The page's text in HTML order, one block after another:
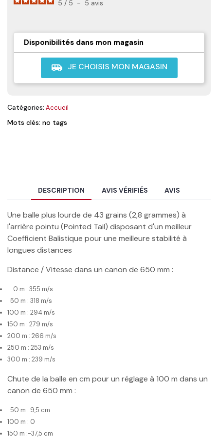
5 / 5 - 5 avis
Disponibilités dans mon magasin
airport_shuttle JE CHOISIS MON MAGASIN
Catégories: Accueil
Mots clés: no tags
DESCRIPTION AVIS VÉRIFIÉS AVIS
Une balle plus lourde de 43 grains (2,8 grammes) à
l'arrière pointu (Pointed Tail) disposant d'un meilleur
Coefficient Balistique pour une meilleure stabilité à
longues distances
Distance / Vitesse dans un canon de 650 mm :
0 m : 355 m/s
50 m : 318 m/s
100 m : 294 m/s
150 m : 279 m/s
200 m : 266 m/s
250 m : 253 m/s
300 m : 239 m/s
Chute de la balle en cm pour un réglage à 100 m dans un
canon de 650 mm :
50 m : 9,5 cm
100 m : 0
150 m :-37,5 cm